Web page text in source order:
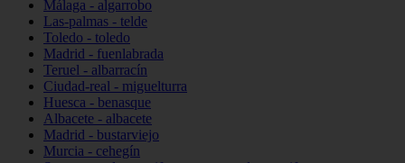
Málaga - algarrobo
Las-palmas - telde
Toledo - toledo
Madrid - fuenlabrada
Teruel - albarracín
Ciudad-real - miguelturra
Huesca - benasque
Albacete - albacete
Madrid - bustarviejo
Murcia - cehegín